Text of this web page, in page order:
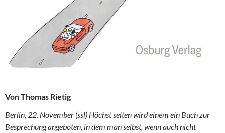
Von Thomas Rietig
Berlin, 22. November (ssl) Höchst selten wird einem ein Buch zur
Besprechung angeboten, in dem man selbst, wenn auch nicht